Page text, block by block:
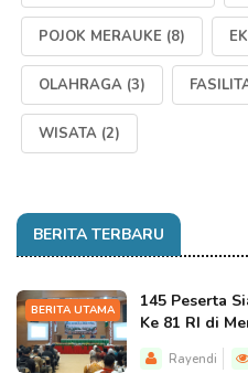
POJOK MERAUKE (8)
OLAHRAGA (3)
WISATA (2)
BERITA TERBARU
BERITA UTAMA
145 Peserta
Ke 81 RI di
Rayendi